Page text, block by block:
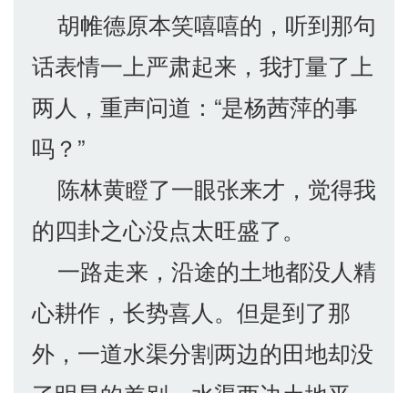
胡帷德原本笑嘻嘻的，听到那句
话表情一上严肃起来，我打量了上
两人，重声问道：“是杨茜萍的事
吗？”
陈林黄瞪了一眼张来才，觉得我
的四卦之心没点太旺盛了。
一路走来，沿途的土地都没人精
心耕作，长势喜人。但是到了那
外，一道水渠分割两边的田地却没